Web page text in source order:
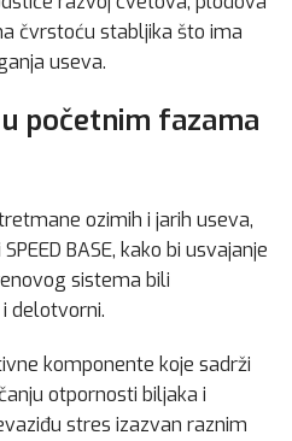
čvrstoću stabljika što ima
useva.
početnim fazama
ozimih i jarih useva,
BASE, kako bi usvajanje
sistema bili
delotvorni.
komponente koje sadrži
otpornosti biljaka i
stres izazvan raznim